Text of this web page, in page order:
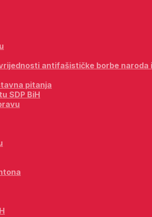
antifašističke borbe naroda
pitanja
SDP BiH